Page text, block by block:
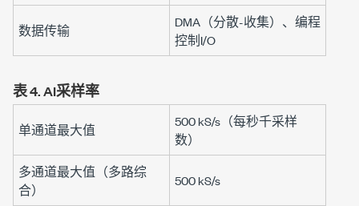
数据传输
DMA（分散-收集）、编程
控制I/O
表 4.AI采样率
单通道最大值
500 kS/s （每秒千采样
数）
多通道最大值（多路综
合）
500 kS/s